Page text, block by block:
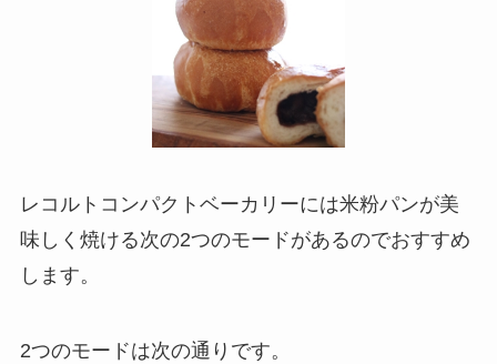
レコルトコンパクトベーカリーには米粉パンが美
味しく焼ける次の2つのモードがあるのでおすすめ
します。
2つのモードは次の通りです。